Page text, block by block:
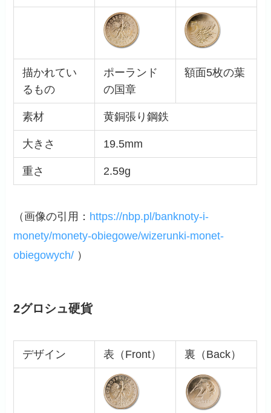
描かれてい
るもの
ポーランド
の国章
額面5枚の葉
素材 黄銅張り鋼鉄
大きさ 19.5mm
重さ 2.59g
（画像の引用： https://nbp.pl/banknoty-i-
monety/monety-obiegowe/wizerunki-monet-
obiegowych/ ）
2グロシュ硬貨
デザイン 表（Front） 裏（Back）